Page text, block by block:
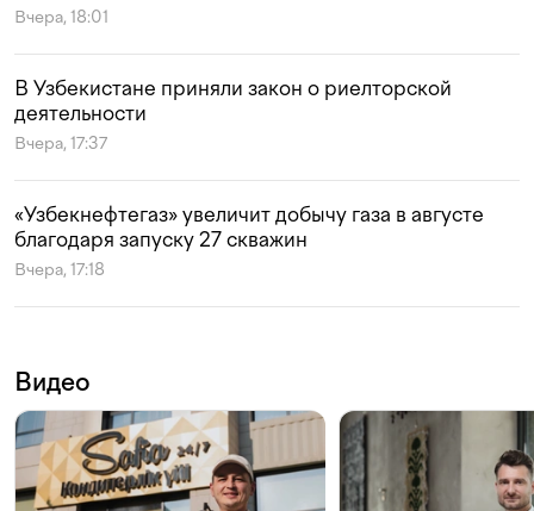
Вчера, 18:01
В Узбекистане приняли закон о риелторской
деятельности
Вчера, 17:37
«Узбекнефтегаз» увеличит добычу газа в августе
благодаря запуску 27 скважин
Вчера, 17:18
Видео